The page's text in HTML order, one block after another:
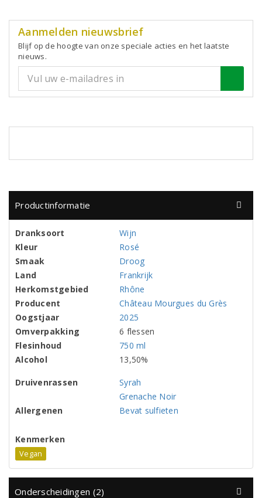
Aanmelden nieuwsbrief
Blijf op de hoogte van onze speciale acties en het laatste
nieuws.
Productinformatie
Dranksoort
Wijn
Kleur
Rosé
Smaak
Droog
Land
Frankrijk
Herkomstgebied
Rhône
Producent
Château Mourgues du Grès
Oogstjaar
2025
Omverpakking
6 flessen
Flesinhoud
750 ml
Alcohol
13,50%
Druivenrassen
Syrah
Grenache Noir
Allergenen
Bevat sulfieten
Kenmerken
Vegan
Onderscheidingen (2)